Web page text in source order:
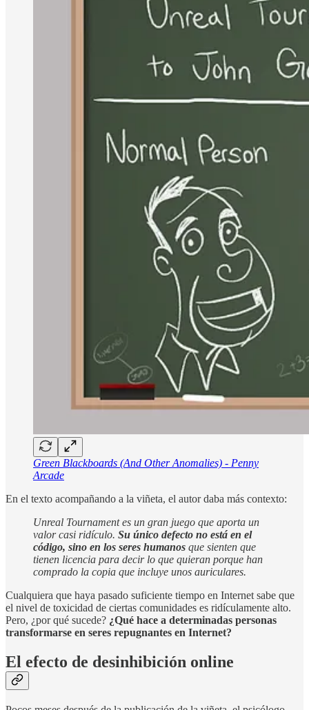
Green Blackboards (And Other Anomalies) - Penny
Arcade
En el texto acompañando a la viñeta, el autor daba más contexto:
Unreal Tournament es un gran juego que aporta un
valor casi ridículo. Su único defecto no está en el
código, sino en los seres humanos que sienten que
tienen licencia para decir lo que quieran porque han
comprado la copia que incluye unos auriculares.
Cualquiera que haya pasado suficiente tiempo en Internet sabe que
el nivel de toxicidad de ciertas comunidades es ridículamente alto.
Pero, ¿por qué sucede? ¿Qué hace a determinadas personas
transformarse en seres repugnantes en Internet?
El efecto de desinhibición online